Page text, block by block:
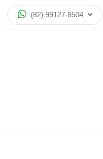
(82) 99127-8504